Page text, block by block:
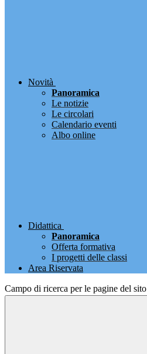
Novità
Panoramica
Le notizie
Le circolari
Calendario eventi
Albo online
Didattica
Panoramica
Offerta formativa
I progetti delle classi
Area Riservata
Campo di ricerca per le pagine del sito